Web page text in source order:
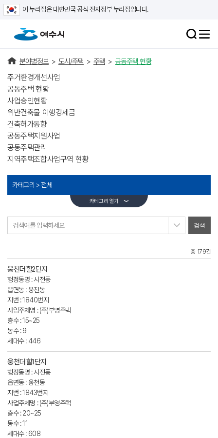
이 누리집은 대한민국 공식 전자정부 누리집입니다.
분야별정보 > 도시/주택 > 주택 > 공동주택 현황
주거환경개선사업
공동주택 현황
사업승인현황
위반건축물 이행강제금
건축허가동향
공동주택지원사업
공동주택관리
지역주택조합사업구역 현황
카테고리 >전체
카테고리 열기
검색어를 입력하세요
총 179건
웅천더힐2단지
행정동명 : 시전동
읍면동 : 웅천동
지번 : 1840번지
사업주체명 : (주)부영주택
층수 : 15~25
동수 : 9
세대수 : 446
웅천더힐1단지
행정동명 : 시전동
읍면동 : 웅천동
지번 : 1843번지
사업주체명 : (주)부영주택
층수 : 20~25
동수 : 11
세대수 : 608